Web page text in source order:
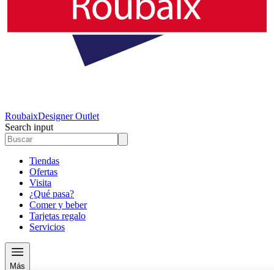
RoubaixDesigner Outlet
Search input
Tiendas
Ofertas
Visita
¿Qué pasa?
Comer y beber
Tarjetas regalo
Servicios
Más